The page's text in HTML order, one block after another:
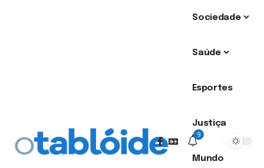
Sociedade
Saúde
Esportes
Justiça
Mundo
9